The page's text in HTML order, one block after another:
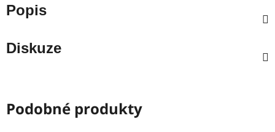
Popis
Diskuze
Podobné produkty